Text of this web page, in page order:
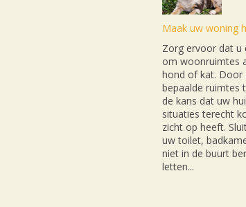
Maak uw woning
Zorg ervoor dat u
om woonruimtes
hond of kat. Door
bepaalde ruimtes
de kans dat uw
situaties terecht
zicht op heeft.
uw toilet,
niet in de buurt
letten...